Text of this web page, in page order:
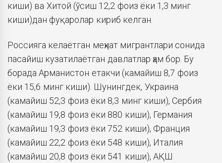
киши) ва Хитой (ўсиш 12,2 фоиз ёки 1,3 минг
киши)дан фуқаролар кириб келган.
Россияга келаётган меҳнат мигрантлари сонида
пасайиш кузатилаётган давлатлар ҳам бор. Бу
борада Арманистон етакчи (камайиш 8,7 фоиз
ёки 15,6 минг киши). Шунингдек, Украина
(камайиш 52,3 фоиз ёки 8,3 минг киши), Сербия
(камайиш 19,8 фоиз ёки 880 киши), Германия
(камайиш 19,3 фоиз ёки 752 киши), Франция
(камайиш 22,2 фоиз ёки 548 киши), Италия
(камайиш 20,8 фоиз ёки 541 киши), АҚШ